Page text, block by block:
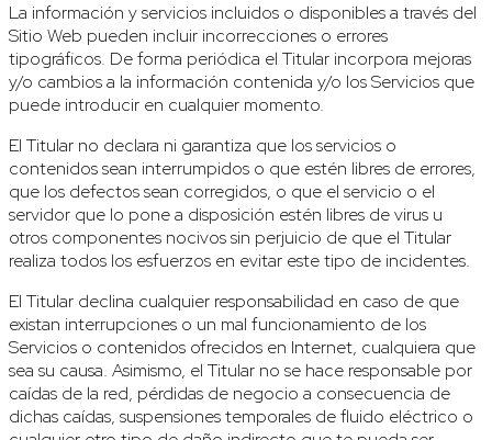
La información y servicios incluidos o disponibles a través del
Sitio Web pueden incluir incorrecciones o errores
tipográficos. De forma periódica el Titular incorpora mejoras
y/o cambios a la información contenida y/o los Servicios que
puede introducir en cualquier momento.
El Titular no declara ni garantiza que los servicios o
contenidos sean interrumpidos o que estén libres de errores,
que los defectos sean corregidos, o que el servicio o el
servidor que lo pone a disposición estén libres de virus u
otros componentes nocivos sin perjuicio de que el Titular
realiza todos los esfuerzos en evitar este tipo de incidentes.
El Titular declina cualquier responsabilidad en caso de que
existan interrupciones o un mal funcionamiento de los
Servicios o contenidos ofrecidos en Internet, cualquiera que
sea su causa. Asimismo, el Titular no se hace responsable por
caídas de la red, pérdidas de negocio a consecuencia de
dichas caídas, suspensiones temporales de fluido eléctrico o